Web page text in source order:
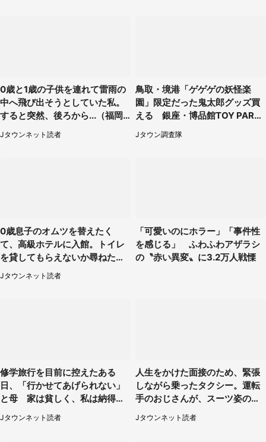
0歳と1歳の子供を連れて雷雨の
中へ飛び出そうとしていた私。
すると突然、後ろから...（福岡
県・30代女性）
Jタウンネット読者
鳥取・境港「ゲゲゲの妖怪楽
園」限定だった鬼太郎グッズ買
える 銀座・博品館TOY PARK
へ急げ【8／8～31】
Jタウン調査隊
0歳息子のオムツを替えたく
て、高級ホテルに入館。トイレ
を貸してもらえないか尋ねたら
→神対応に感動
Jタウンネット読者
「可愛いのにホラー」「事件性
を感じる」 ふわふわアザラシ
の〝赤い異変〟に3.2万人戦慄
修学旅行を目前に控えたある
日、「行かせてあげられない」
と母 家は貧しく、私は納得し
たけれど...（北海道・70代以上
女性）
Jタウンネット読者
人生をかけた面接のため、緊張
しながら乗ったタクシー。運転
手のおじさんが、スーツ姿の私
を見て...（福岡県・30代女性）
Jタウンネット読者